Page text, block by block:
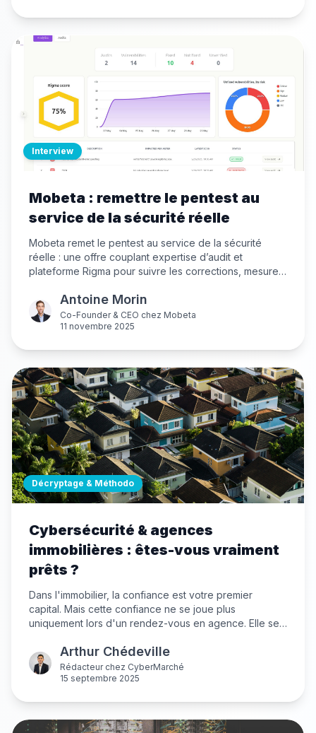
Interview
Mobeta : remettre le pentest au
service de la sécurité réelle
Mobeta remet le pentest au service de la sécurité
réelle : une offre couplant expertise d’audit et
plateforme Rigma pour suivre les corrections, mesurer
Antoine Morin
Co-Founder & CEO chez Mobeta
11 novembre 2025
Décryptage & Méthodo
Cybersécurité & agences
immobilières : êtes-vous vraiment
prêts ?
Dans l'immobilier, la confiance est votre premier
capital. Mais cette confiance ne se joue plus
uniquement lors d'un rendez-vous en agence. Elle se
protégez les données que vos clients vous confient.
Arthur Chédeville
Rédacteurchez CyberMarché
15 septembre 2025